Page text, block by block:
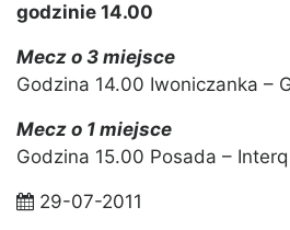
godzinie 14.00
Mecz o 3 miejsce
Godzina 14.00 Iwoniczanka –
Mecz o 1 miejsce
Godzina 15.00 Posada – Interq
29-07-2011